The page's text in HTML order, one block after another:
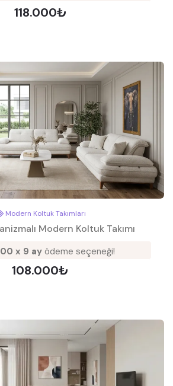
118.000₺
Modern Koltuk Takımları
Modern Koltuk Takımı
x 9 ayödeme seçeneği!
108.000₺